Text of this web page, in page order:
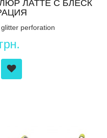
ЛАТТЕ С БЛЕСК
perforation